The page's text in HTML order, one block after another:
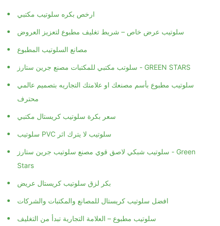
ارخص بكره سلوتيب مكتبي
سلوتيب عرض خاص – شريط تغليف مطبوع لتعزيز العروض
مصانع السلوتيب المطبوع
سلوتب مكتبي للمكتبات مصنع جرين ستارز - GREEN STARS
سلوتيب مطبوع بأسم مصنعك او علامتك التجاريه بتصميم عالمي
سعر بكرة سلوتيب كريستال مكتبي
سلوتيب PVC سلوتيب لا يترك اثر
سلوتيب شبكي لاصق قوي مصنع سلوتيب جرين ستارز - Green
Stars
بكر لزق سلوتيب كريستال عريض
افضل سلوتيب كريستال للمصانع والمكتبات والشركات
سلوتيب مطبوع – العلامة التجارية تبدأ من التغليف